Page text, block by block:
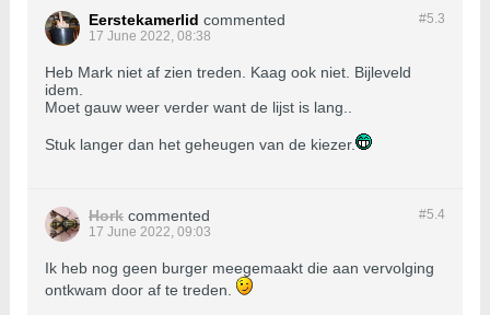
#5.3
Eerstekamerlid commented
17 June 2022, 08:38
Heb Mark niet af zien treden. Kaag ook niet. Bijleveld
idem.
Moet gauw weer verder want de lijst is lang..
Stuk langer dan het geheugen van de kiezer.
#5.4
Hork commented
17 June 2022, 09:03
Ik heb nog geen burger meegemaakt die aan vervolging
ontkwam door af te treden.